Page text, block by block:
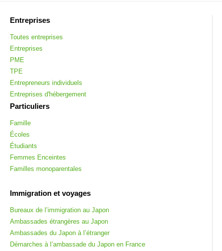
Entreprises
Toutes entreprises
Entreprises
PME
TPE
Entrepreneurs individuels
Entreprises d'hébergement
Particuliers
Famille
Écoles
Étudiants
Femmes Enceintes
Familles monoparentales
Immigration et voyages
Bureaux de l’immigration au Japon
Ambassades étrangères au Japon
Ambassades du Japon à l’étranger
Démarches à l’ambassade du Japon en France